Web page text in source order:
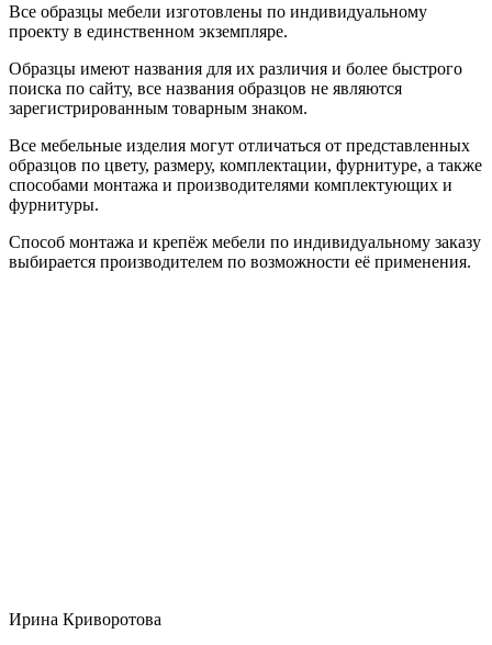
Все образцы мебели изготовлены по индивидуальному
проекту в единственном экземпляре.
Образцы имеют названия для их различия и более быстрого
поиска по сайту, все названия образцов не являются
зарегистрированным товарным знаком.
Все мебельные изделия могут отличаться от представленных
образцов по цвету, размеру, комплектации, фурнитуре, а также
способами монтажа и производителями комплектующих и
фурнитуры.
Способ монтажа и крепёж мебели по индивидуальному заказу
выбирается производителем по возможности её применения.
Ирина Криворотова